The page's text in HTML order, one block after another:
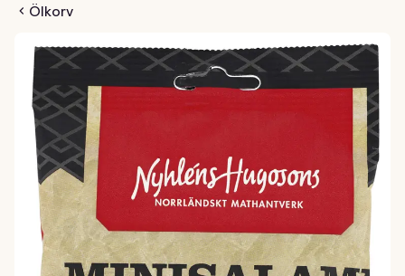
Ölkorv